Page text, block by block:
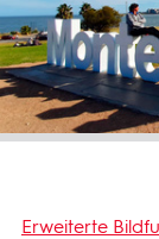
Erweiterte